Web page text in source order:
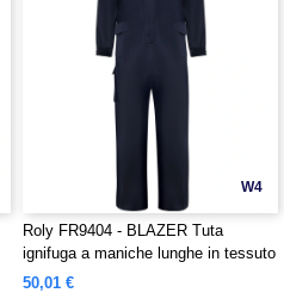
W4
Roly FR9404 - BLAZER Tuta
ignifuga a maniche lunghe in tessuto
resistente
50,01 €